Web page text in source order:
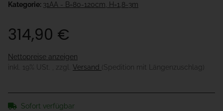
Kategorie: 31AA - B=80-120cm, H=1,8-3m
314,90 €
Nettopreise anzeigen
inkl. 19% USt. , zzgl. Versand (Spedition mit Längenzuschlag)
Sofort verfügbar